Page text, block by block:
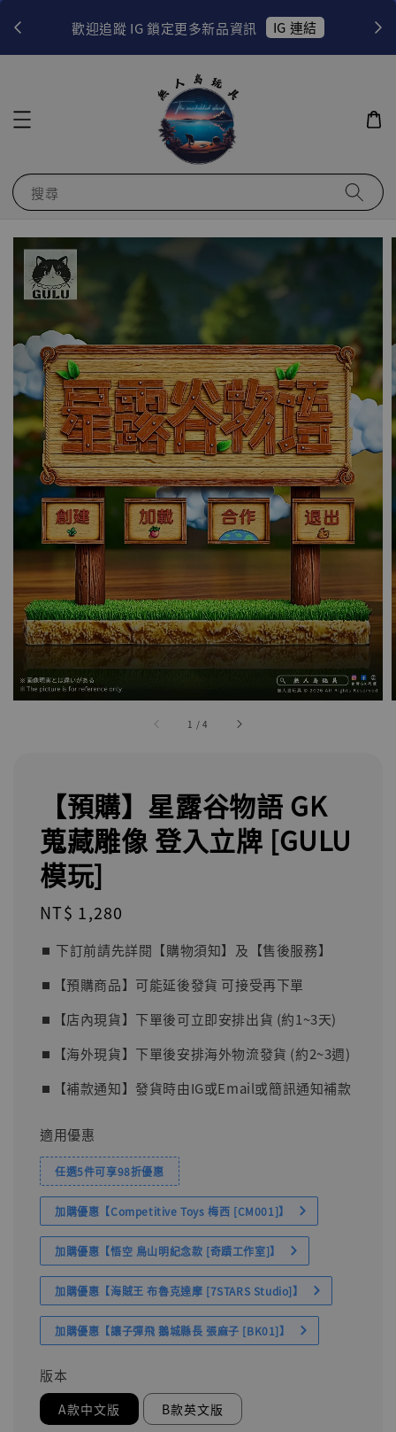
歡迎追蹤 IG 鎖定更多新品資訊 IG 連結
搜尋
1 /4
【預購】星露谷物語 GK
蒐藏雕像 登入立牌 [GULU
模玩]
Regular
NT$ 1,280
⏹︎ 下訂前請先詳閱【購物須知】及【售後服務】
⏹︎【預購商品】可能延後發貨 可接受再下單
⏹︎【店內現貨】下單後可立即安排出貨 (約1~3天)
⏹︎【海外現貨】下單後安排海外物流發貨 (約2~3週)
⏹︎【補款通知】發貨時由IG或Email或簡訊通知補款
適用優惠
任選5件可享98折優惠
加購優惠【Competitive Toys 梅西 [CM001]】
加購優惠【悟空 鳥山明紀念款 [奇蹟工作室]】
加購優惠【海賊王 布魯克達摩 [7STARS Studio]】
加購優惠【讓子彈飛 鵝城縣長 張麻子 [BK01]】
版本
A款中文版 B款英文版